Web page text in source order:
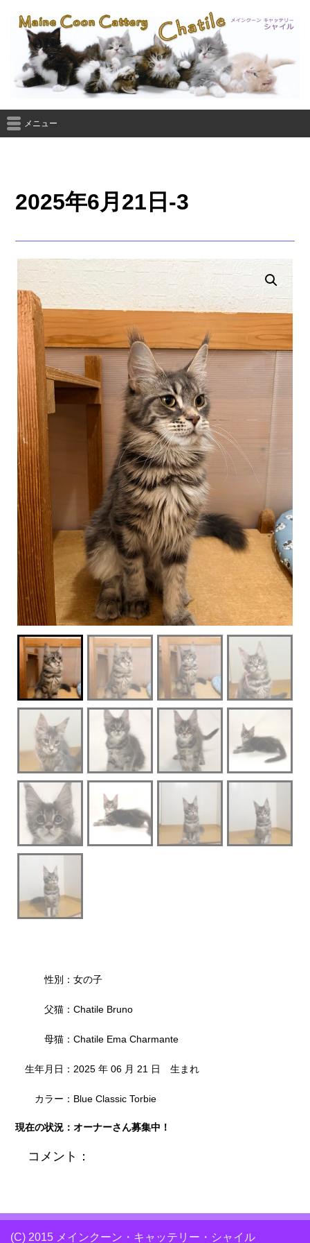
メニュー
2025年6月21日-3
性別：女の子
父猫：Chatile Bruno
母猫：Chatile Ema Charmante
生年月日：2025 年 06 月 21 日 生まれ
カラー：Blue Classic Torbie
現在の状況：オーナーさん募集中！
コメント：
(C) 2015 メインクーン・キャッテリー・シャイル